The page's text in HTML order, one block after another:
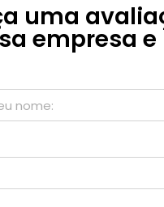
uma
empresa